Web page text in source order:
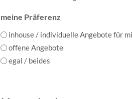
meine Präferenz
inhouse / individuelle Angebote für
offene Angebote
egal / beides